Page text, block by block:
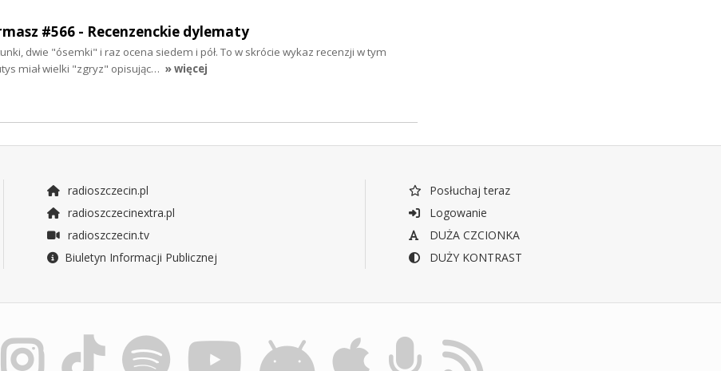
#566 - Recenzenckie dylematy
dwie "ósemki" i raz ocena siedem i pół. To w skrócie wykaz recenzji w tym
miał wielki "zgryz" opisując… » więcej
radioszczecin.pl
radioszczecinextra.pl
radioszczecin.tv
Biuletyn Informacji Publicznej
Posłuchaj teraz
Logowanie
DUŻA CZCIONKA
DUŻY KONTRAST